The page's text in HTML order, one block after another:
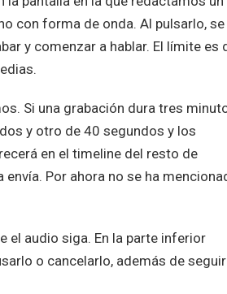
con forma de onda. Al pulsarlo, se
y comenzar a hablar. El límite es
Si una grabación dura tres
y otro de 40 segundos y los
en el timeline del resto de
Por ahora no se ha
el audio siga. En la parte inferior
o cancelarlo, además de seguir